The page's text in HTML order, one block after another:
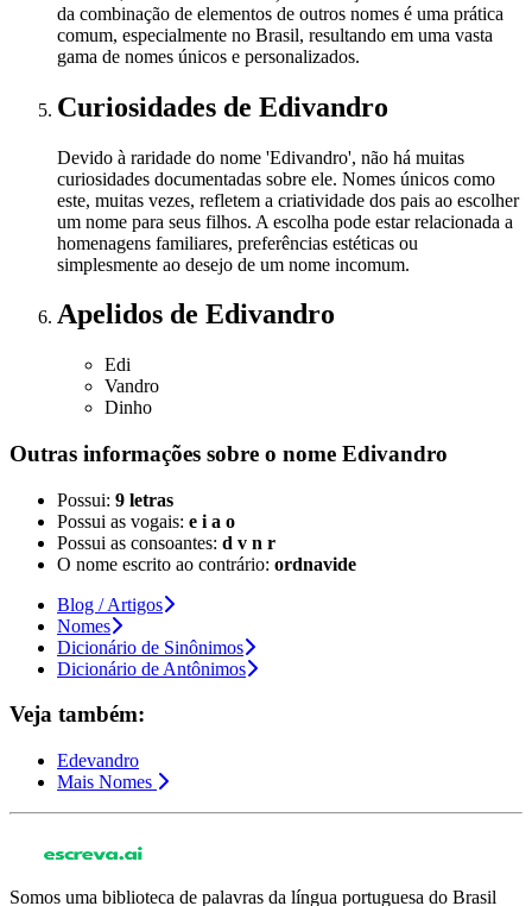
da combinação de elementos de outros nomes é uma prática
comum, especialmente no Brasil, resultando em uma vasta
gama de nomes únicos e personalizados.
Curiosidades de Edivandro
Devido à raridade do nome 'Edivandro', não há muitas
curiosidades documentadas sobre ele. Nomes únicos como
este, muitas vezes, refletem a criatividade dos pais ao escolher
um nome para seus filhos. A escolha pode estar relacionada a
homenagens familiares, preferências estéticas ou
simplesmente ao desejo de um nome incomum.
Apelidos de Edivandro
Edi
Vandro
Dinho
Outras informações sobre o nome Edivandro
Possui: 9 letras
Possui as vogais: e i a o
Possui as consoantes: d v n r
O nome escrito ao contrário: ordnavide
Blog / Artigos
Nomes
Dicionário de Sinônimos
Dicionário de Antônimos
Veja também:
Edevandro
Mais Nomes
Somos uma biblioteca de palavras da língua portuguesa do Brasil